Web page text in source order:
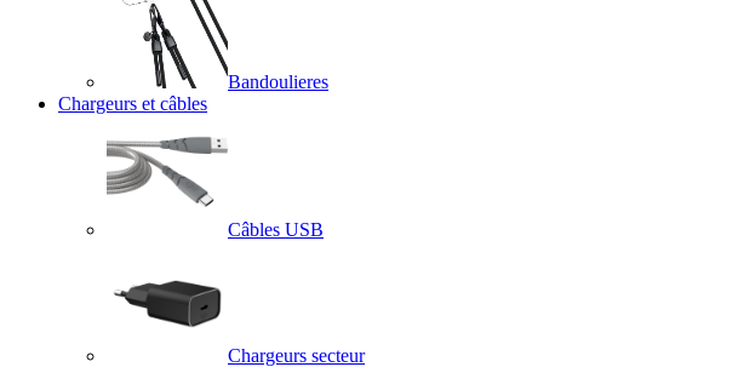
Bandoulieres
Chargeurs et câbles
Câbles USB
Chargeurs secteur